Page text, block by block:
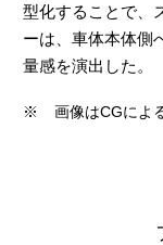
型化することで、
ーは、車体本体側
量感を演出した。
※ 画像はCGによ